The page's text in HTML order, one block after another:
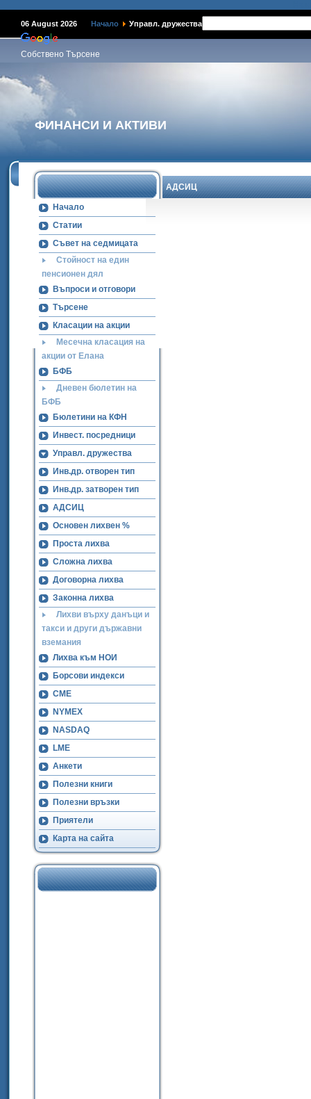
06 August 2026 Начало Управл. дружества
Собствено Търсене
ФИНАНСИ И АКТИВИ
Начало
Статии
Съвет на седмицата
Стойност на един
пенсионен дял
Въпроси и отговори
Търсене
Класации на акции
Месечна класация на
акции от Елана
БФБ
Дневен бюлетин на
БФБ
Бюлетини на КФН
Инвест. посредници
Управл. дружества
Инв.др. отворен тип
Инв.др. затворен тип
АДСИЦ
Основен лихвен %
Проста лихва
Сложна лихва
Договорна лихва
Законна лихва
Лихви върху данъци и
такси и други държавни
вземания
Лихва към НОИ
Борсови индекси
CME
NYMEX
NASDAQ
LME
Анкети
Полезни книги
Полезни връзки
Приятели
Карта на сайта
АДСИЦ